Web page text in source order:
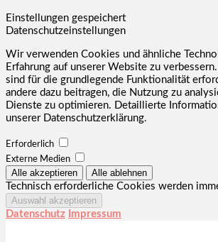
Einstellungen gespeichert
Datenschutzeinstellungen
Wir verwenden Cookies und ähnliche
Erfahrung auf unserer Website zu
sind für die grundlegende Funktionalität
andere dazu beitragen, die Nutzung zu
Dienste zu optimieren. Detaillierte
unserer Datenschutzerklärung.
Erforderlich
Externe Medien
Technisch erforderliche Cookies werden
Datenschutz Impressum